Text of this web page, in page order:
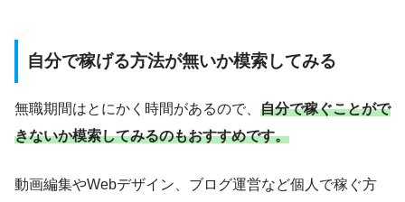
自分で稼げる方法が無いか模索してみる
無職期間はとにかく時間があるので、 自分で稼ぐことがで
きないか模索してみるのもおすすめです。
動画編集やWebデザイン、ブログ運営など個人で稼ぐ方